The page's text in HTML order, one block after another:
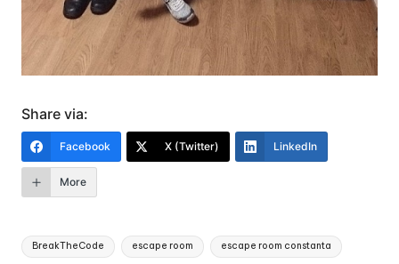
Share via:
Facebook X (Twitter) LinkedIn
More
Tags:
BreakTheCode escape room escape room constanta